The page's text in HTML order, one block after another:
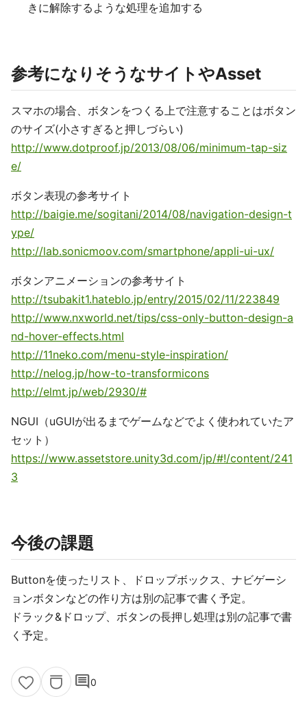
きに解除するような処理を追加する
参考になりそうなサイトやAsset
スマホの場合、ボタンをつくる上で注意することはボタン
のサイズ(小さすぎると押しづらい)
http://www.dotproof.jp/2013/08/06/minimum-tap-siz
e/
ボタン表現の参考サイト
http://baigie.me/sogitani/2014/08/navigation-design-t
ype/
http://lab.sonicmoov.com/smartphone/appli-ui-ux/
ボタンアニメーションの参考サイト
http://tsubakit1.hateblo.jp/entry/2015/02/11/223849
http://www.nxworld.net/tips/css-only-button-design-a
nd-hover-effects.html
http://11neko.com/menu-style-inspiration/
http://nelog.jp/how-to-transformicons
http://elmt.jp/web/2930/#
NGUI（uGUIが出るまでゲームなどでよく使われていたア
セット）
https://www.assetstore.unity3d.com/jp/#!/content/241
3
今後の課題
Buttonを使ったリスト、ドロップボックス、ナビゲーシ
ョンボタンなどの作り方は別の記事で書く予定。
ドラック&ドロップ、ボタンの長押し処理は別の記事で書
く予定。
comment0